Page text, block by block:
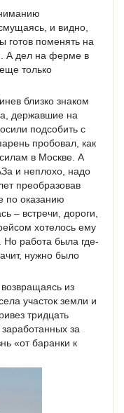
и видно,
готов поменять на
А дел на ферме в
только
близко знаком
державшие на
подсобить с
пробовал, как
в Москве. А
и неплохо, надо
преобразовав
по оказанию
– встречи, дороги,
хотелось ему
работа была где-
нужно было
из
участок земли и
тридцать
за
«от баранки к